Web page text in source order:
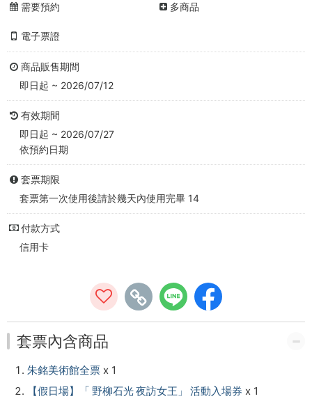
美
術
館
購
票
網
站
需要預約 多商品
電子票證
商品販售期間
即日起 ~ 2026/07/12
有效期間
即日起 ~ 2026/07/27
依預約日期
套票期限
套票第一次使用後請於幾天內使用完畢 14
付款方式
信用卡
套票內含商品
朱銘美術館全票 x 1
【假日場】「 野柳石光 夜訪女王」 活動入場券 x 1